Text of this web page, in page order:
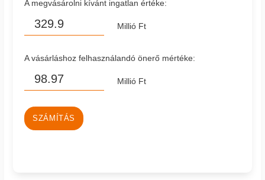
A megvásárolni kívánt ingatlan értéke:
Millió Ft
A vásárláshoz felhasználandó önerő mértéke:
Millió Ft
SZÁMÍTÁS